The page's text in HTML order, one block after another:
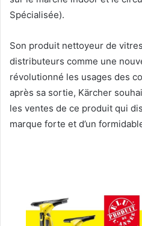
Spécialisée).
Son produit nettoyeur de
distributeurs comme une
révolutionné les usages des
après sa sortie, Kärcher
les ventes de ce produit qui
marque forte et d’un